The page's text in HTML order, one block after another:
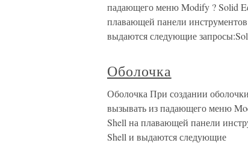
падающего меню Modify ? Solid
плавающей панели
выдаются следующие
Оболочка
Оболочка При создании
вызывать из падающего меню
Shell на плавающей панели
Shell и выдаются следующие